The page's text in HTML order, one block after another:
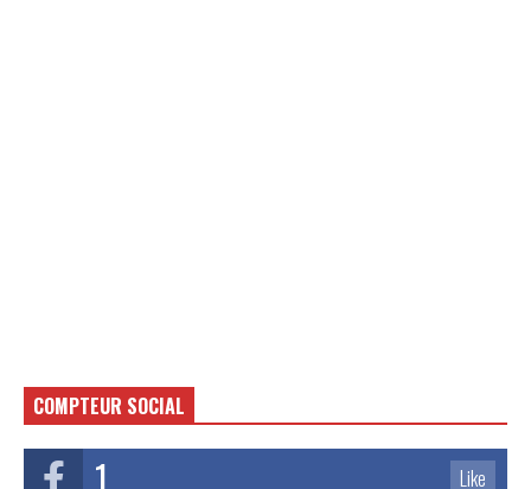
COMPTEUR SOCIAL
1 Like